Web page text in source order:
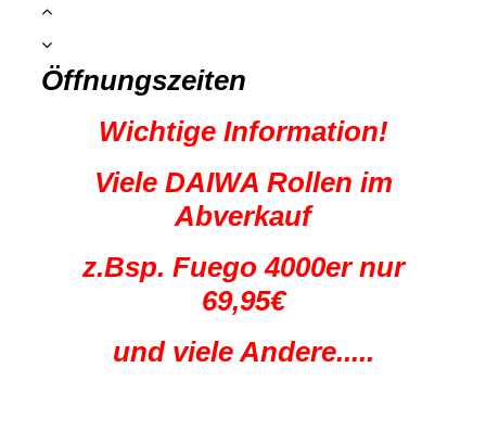
Öffnungszeiten
Wichtige Information!
Viele DAIWA Rollen im
Abverkauf
z.Bsp. Fuego 4000er nur
69,95€
und viele Andere.....